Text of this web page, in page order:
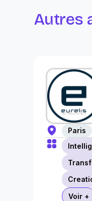
Autres
Paris
Voir +